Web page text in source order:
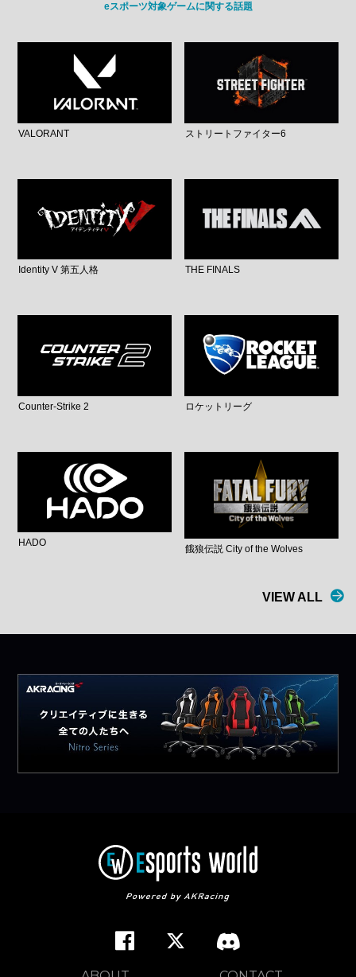
eスポーツ対象ゲームに関する話題
VALORANT ストリートファイター6
Identity V 第五人格 THE FINALS
Counter-Strike 2 ロケットリーグ
HADO
餓狼伝説 City of the Wolves
VIEW ALL